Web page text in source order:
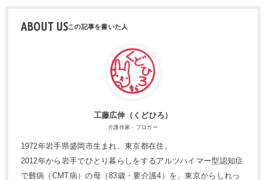
ABOUT US
工藤広伸（くどひろ）
介護作家・ブロガー
1972年岩手県盛岡市生まれ、東京都在住。
2012年から岩手でひとり暮らしをするアルツハイマー型認知症
で難病（CMT病）の母（83歳・要介護4）を、東京からしれっ